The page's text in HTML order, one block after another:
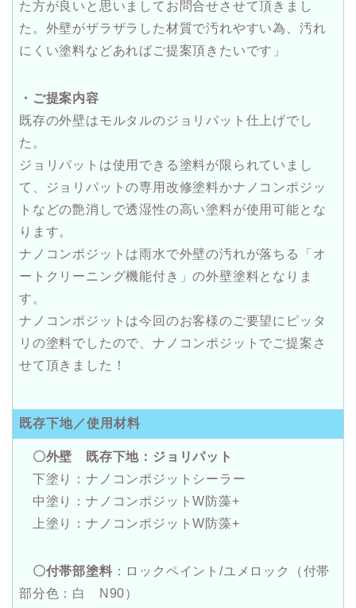
た方が良いと思いましてお問合せさせて頂きまし
た。外壁がザラザラした材質で汚れやすい為、汚れ
にくい塗料などあればご提案頂きたいです」
・ご提案内容
既存の外壁はモルタルのジョリパット仕上げでし
た。
ジョリパットは使用できる塗料が限られていまし
て、ジョリパットの専用改修塗料かナノコンポジッ
トなどの艶消しで透湿性の高い塗料が使用可能とな
ります。
ナノコンポジットは雨水で外壁の汚れが落ちる「オ
ートクリーニング機能付き」の外壁塗料となりま
す。
ナノコンポジットは今回のお客様のご要望にピッタ
リの塗料でしたので、ナノコンポジットでご提案さ
せて頂きました！
既存下地／使用材料
〇外壁 既存下地：ジョリパット
下塗り：ナノコンポジットシーラー
中塗り：ナノコンポジットW防藻+
上塗り：ナノコンポジットW防藻+
〇付帯部塗料 ：ロックペイント/ユメロック（付帯
部分色：白 N90）